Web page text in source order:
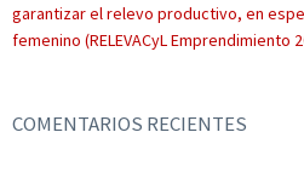
garantizar el relevo productivo, en
femenino (RELEVACyL Emprendimiento
COMENTARIOS RECIENTES